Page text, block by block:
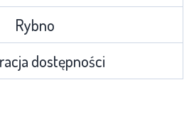
Rybno
dostępności